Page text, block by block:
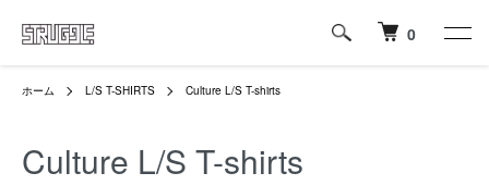
0
ホーム L/S T-SHIRTS Culture L/S T-shirts
Culture L/S T-shirts